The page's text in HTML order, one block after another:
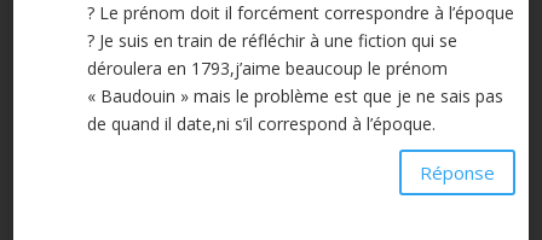
? Le prénom doit il forcément correspondre à l’époque
? Je suis en train de réfléchir à une fiction qui se
déroulera en 1793,j’aime beaucoup le prénom
« Baudouin » mais le problème est que je ne sais pas
de quand il date,ni s’il correspond à l’époque.
Réponse